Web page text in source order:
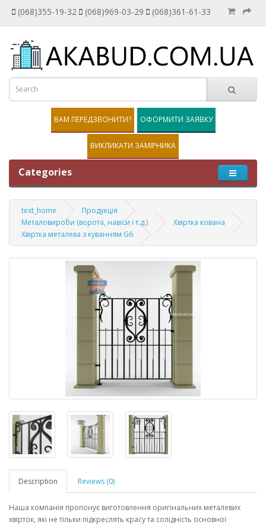
(068)355-19-32 (068)969-03-29 (068)361-61-33
ВАМ ПЕРЕДЗВОНИТИ? ОФОРМИТИ ЗАЯВКУ
ВИКЛИКАТИ ЗАМІРНИКА
Categories
text_home
Продукція
Металовироби (ворота, навіси і т.д.)
Хвіртка кована
Хвіртка металева з куванням G6
Description Reviews (0)
Наша компанія пропонує виготовлення оригінальних металевих
хвірток, які не тільки підкреслять красу та солідність основної